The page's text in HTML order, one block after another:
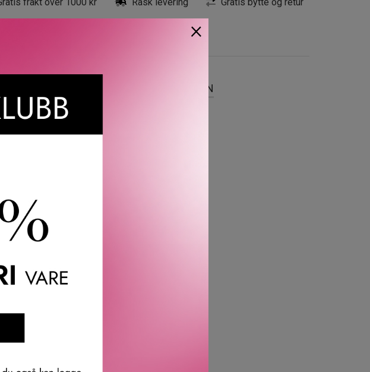
OM MERKEVAREN
mest konsentrerte alt-i-ett-formel for
Acidic Bonding Concentrate-serien som
sur pH for å bekjempe de negative effektene
pleiende bonding-kompleks, alfahydroksysyre
motstandskraft. Resultatet? Håret ser og
Conditioner og Leave-in vs. uskadet hår.
×